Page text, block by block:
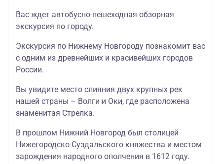
Вас ждет автобусно-пешеходная обзорная
экскурсия по городу.
Экскурсия по Нижнему Новгороду познакомит вас
с одним из древнейших и красивейших городов
России.
Вы увидите место слияния двух крупных рек
нашей страны – Волги и Оки, где расположена
знаменитая Стрелка.
В прошлом Нижний Новгород был столицей
Нижегородско-Суздальского княжества и местом
зарождения народного ополчения в 1612 году.